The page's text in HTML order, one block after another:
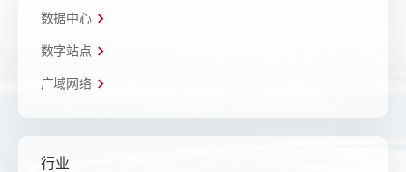
数据中心
数字站点
广域网络
行业